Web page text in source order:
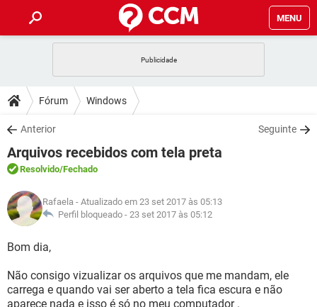
MENU
CELULAR
OUTLOOK
INSTAGRAM GMAIL
GUIA DE COMPRAS
DICAS
JOGOS
OUTLOOK
INSTAGRAM
GUIA DE COMPRAS
DOWNLOADS
JOGOS WHATSAPP
CELULAR
OUTLOOK EXCEL
INSTAGRAM
GUIA DE COMPRAS
FÓRUM
JOGOS
CELULAR FACEBOOK
GUIA DE COMPRAS
GLOSSÁRIO
JOGOS
CELULAR
OUTLOOK EXCEL
INSTAGRAM
Fórum Windows
Anterior Seguinte
Arquivos recebidos com tela preta
Resolvido/Fechado
Rafaela - Atualizado em 23 set 2017 às 05:13
Perfil bloqueado - 23 set 2017 às 05:12
Bom dia,
Não consigo vizualizar os arquivos que me mandam, ele
carrega e quando vai ser aberto a tela fica escura e não
aparece nada e isso é só no meu computador .